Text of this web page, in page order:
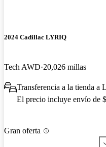
2024 Cadillac LYRIQ
Tech AWD 20,026 millas
Transferencia a la tienda a
El precio incluye envío de
Gran oferta